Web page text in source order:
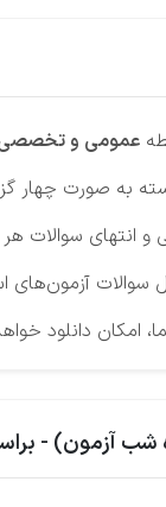
عمومی و
به صورت چهار
انتهای سوالات
سوالات
دانلود